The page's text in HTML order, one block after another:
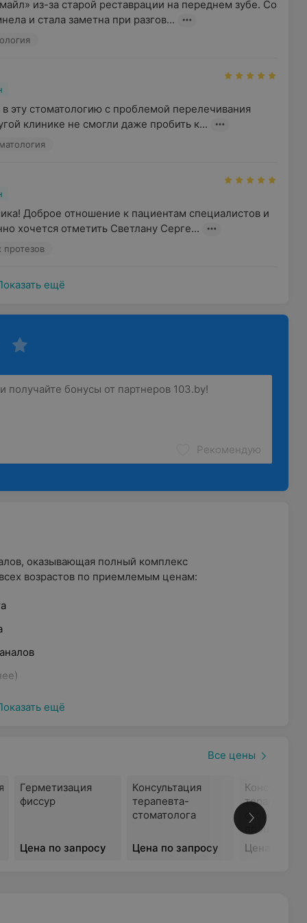
из-за старой реставрации на переднем зубе. Со
и стала заметна при разгов...
эту стоматологию с проблемой перелечивания
клинике не смогли даже пробить к...
Доброе отношение к пациентам специалистов и
хочется отметить Светлану Серге...
протезов
ещё
Рекомендую
оказывающая полный комплекс
возрастов по приемлемым ценам:
финским оборудованием. В работе наши
разработки и только проверенные
ещё
Все цены
Герметизация
фиссур
Цена по запросу
Консультация
терапевта-
стоматолога
Цена по запросу
терапевта-
процессе
лечения)
Цена по